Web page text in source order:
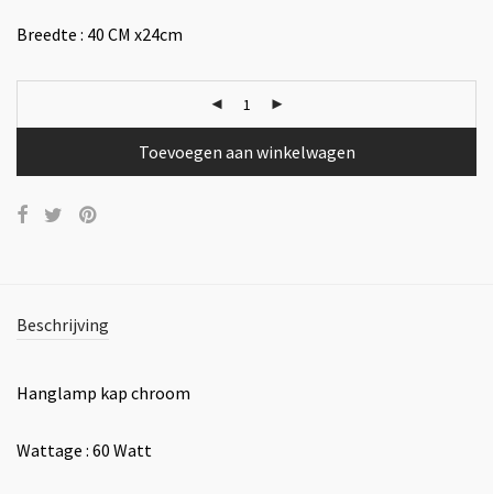
Breedte : 40 CM x24cm
Toevoegen aan winkelwagen
Beschrijving
Hanglamp kap chroom
Wattage : 60 Watt